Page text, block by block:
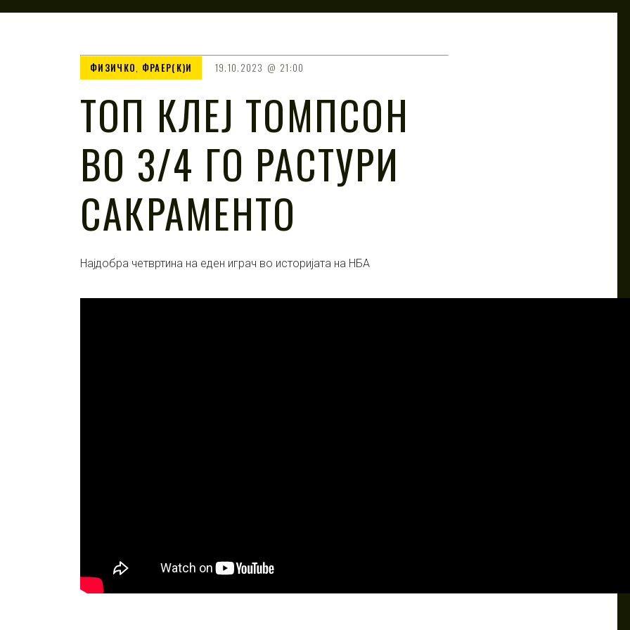
ФИЗИЧКО, ФРАЕР(К)И 19.10.2023 21:00
ТОП КЛЕЈ ТОМПСОН
ВО 3/4 ГО РАСТУРИ
САКРАМЕНТО
Најдобра четвртина на еден играч во историјата на НБА